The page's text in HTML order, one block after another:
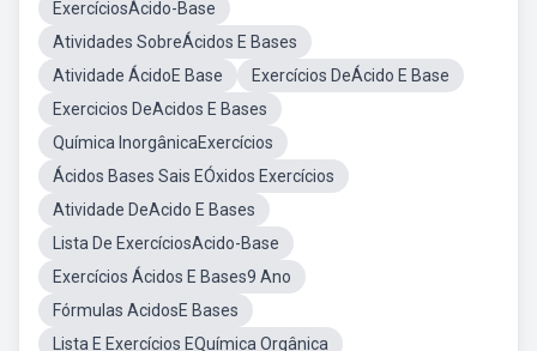
ExercíciosÁcido-Base
Atividades SobreÁcidos E Bases
Atividade ÁcidoE Base
Exercícios DeÁcido E Base
Exercicios DeAcidos E Bases
Química InorgânicaExercícios
Ácidos Bases Sais EÓxidos Exercícios
Atividade DeAcido E Bases
Lista De ExercíciosAcido-Base
Exercícios Ácidos E Bases9 Ano
Fórmulas AcidosE Bases
Lista E Exercícios EQuímica Orgânica